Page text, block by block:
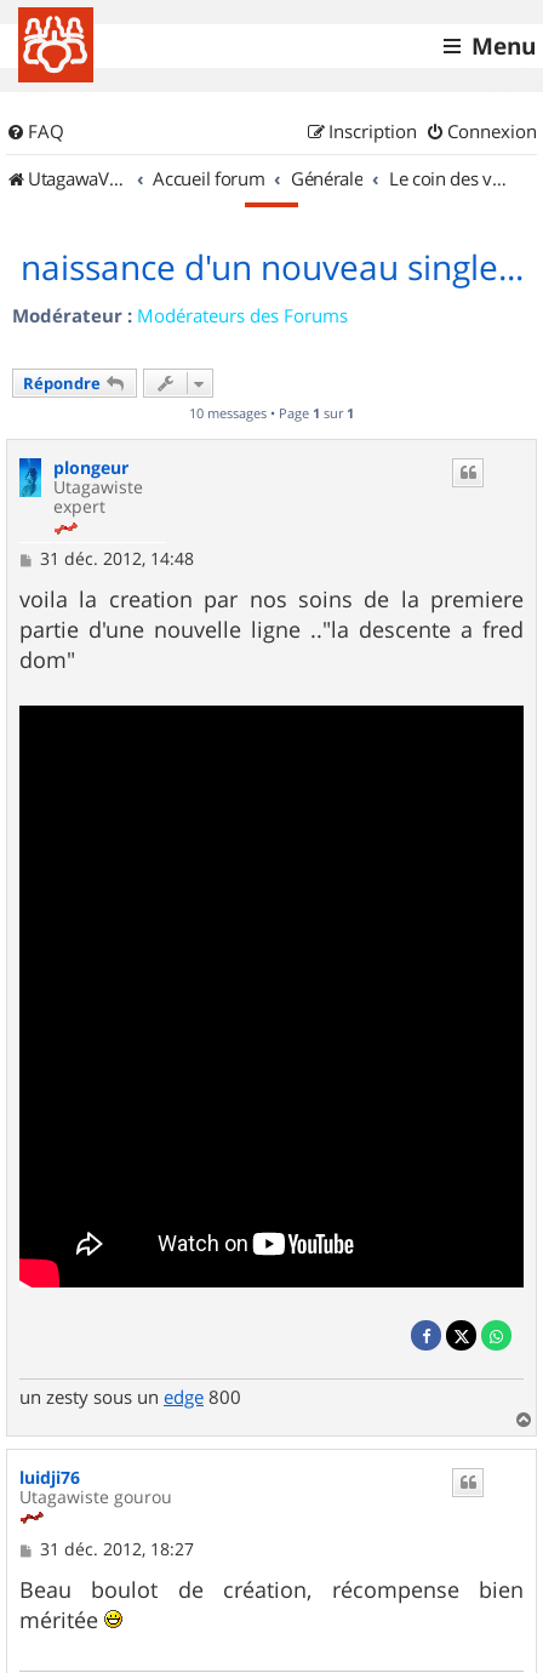
Menu
FAQ Connexion
Inscription
UtagawaVTT (Randos VTT et VTTAE avec traces GPS)
Accueil forum Générale Le coin des vidéastes
naissance d'un nouveau single...
Modérateur : Modérateurs des Forums
Répondre
10 messages • Page 1 sur 1
plongeur
Utagawiste
expert
M
s
s
a
g
e
31 déc. 2012, 14:48
voila la creation par nos soins de la premiere
partie d'une nouvelle ligne .."la descente a fred
dom"
un zesty sous un edge 800
a
u
luidji76
Utagawiste gourou
M
s
s
a
31 déc. 2012, 18:27
Beau boulot de création, récompense bien
méritée